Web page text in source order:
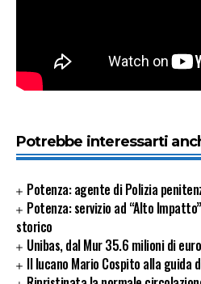
Potrebbe interessarti
Potenza: agente di Polizia
Potenza: servizio ad “Alto
storico
Unibas, dal Mur 35.6 milioni di
Il lucano Mario Cospito alla guida